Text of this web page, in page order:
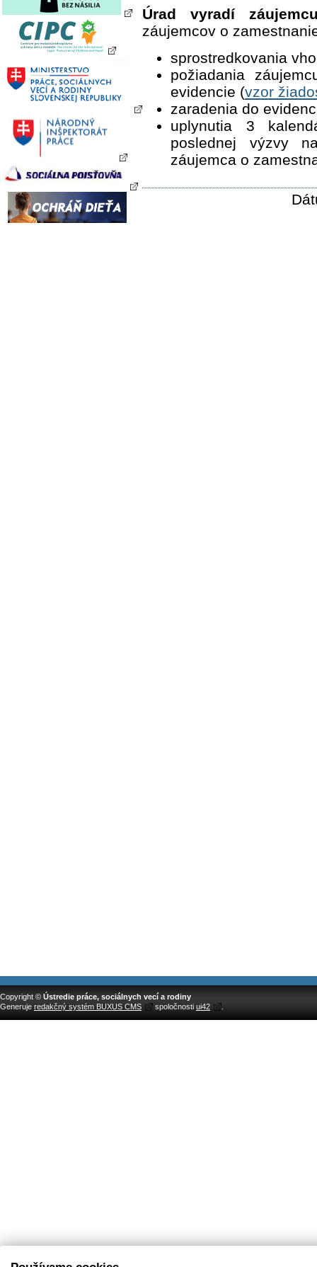
Úrad vyradí
záujemcov o
sprostredkovania
požiadania
evidencie (vzor
zaradenia do
uplynutia 3
poslednej výzvy
záujemca o
Copyright © Ústredie práce, sociálnych vecí a rodiny
Generuje redakčný systém BUXUS CMS spoločnosti ui42